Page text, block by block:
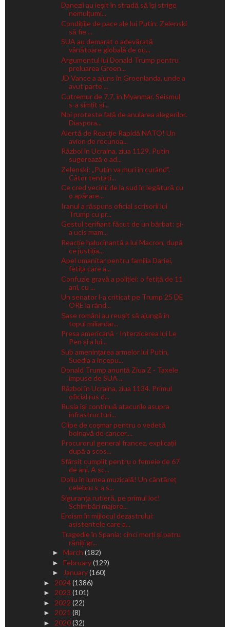
Danezii au ieșit în stradă să își strige
nemulțumi...
Condițiile de pace ale lui Putin: Zelenski
să fie ...
SUA au demarat o adevărată
vânătoare globală de ou...
Argumentul lui Donald Trump pentru
preluarea Groen...
JD Vance a ajuns în Groenlanda, unde a
avut parte ...
Cutremur de 7.7, în Myanmar. Seismul
s-a simțit și...
Noi proteste față de anularea alegerilor.
Diaspora...
Alertă de Reacţie Rapidă NATO! Un
avion de recunoa...
Război în Ucraina, ziua 1129. Putin
sugerează o ad...
Zelenski: „Putin va muri în curând”.
Câtor tentati...
Ce cred vecinii de la sud în legătură cu
o apărare...
Iranul a răspuns oficial scrisorii lui
Trump cu pr...
Gestul terifiant făcut de un bărbat: și-
a ucis mam...
Reacție halucinantă a lui Macron, după
ce justiția...
Apel umanitar pentru familia Dariei,
fetița care a...
Confuzie gravă a poliției: o fetiță de 11
ani, cu ...
Un senator l-a criticat pe Trump 25 DE
ORE la rând...
Șase români au reușit să ajungă în
topul miliardar...
Presa americană - Interzicerea lui Le
Pen și a lui...
Sub amenințarea armelor lui Putin,
Suedia a începu...
Donald Trump anunță Ziua Z - Taxele
impuse de SUA ...
Război în Ucraina, ziua 1134. Primul
oficial rus d...
Rusia își continuă atacurile asupra
infrastructuri...
Clipe de coșmar pentru o vedetă
bolnavă de cancer....
Procurorul general francez, explicații
după a scos...
Sfârșit cumplit pentru o femeie de 67
de ani. A sc...
Doliu în lumea muzicală! Un cântăreț
celebru s-a s...
Siguranța rutieră, pe primul loc!
Schimbări majore...
Eroism în mijlocul dezastrului:
asistentele care a...
Tragedie în Spania: cinci morți și patru
răniți gr...
► March (182)
► February(129)
► January(160)
► 2024(1386)
► 2023 (101)
► 2022 (22)
► 2021 (8)
► 2020(32)